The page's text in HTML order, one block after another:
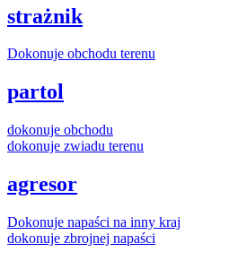
strażnik
Dokonuje obchodu terenu
partol
dokonuje obchodu
dokonuje zwiadu terenu
agresor
Dokonuje napaści na inny kraj
dokonuje zbrojnej napaści